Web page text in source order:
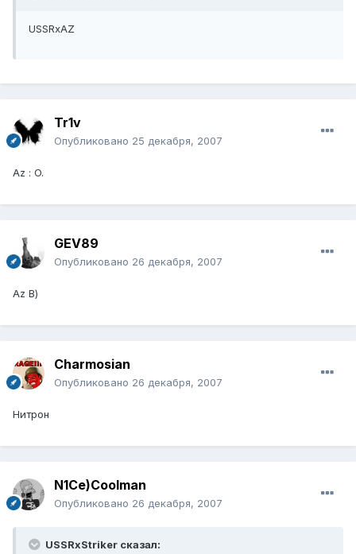
USSRxAZ
Tr1v
Опубликовано 25 декабря, 2007
Az : O.
GEV89
Опубликовано 26 декабря, 2007
Az В)
Charmosian
Опубликовано 26 декабря, 2007
Нитрон
N1Ce)Coolman
Опубликовано 26 декабря, 2007
USSRxStriker сказал: